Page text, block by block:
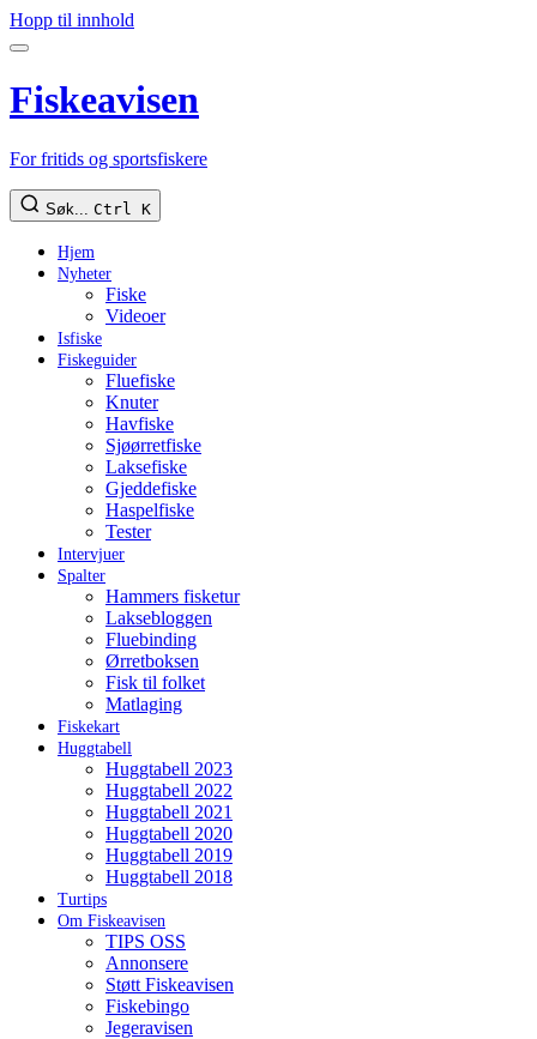
Hopp til innhold
Fiskeavisen
For fritids og sportsfiskere
Søk... Ctrl K
Hjem
Nyheter
Fiske
Videoer
Isfiske
Fiskeguider
Fluefiske
Knuter
Havfiske
Sjøørretfiske
Laksefiske
Gjeddefiske
Haspelfiske
Tester
Intervjuer
Spalter
Hammers fisketur
Laksebloggen
Fluebinding
Ørretboksen
Fisk til folket
Matlaging
Fiskekart
Huggtabell
Huggtabell 2023
Huggtabell 2022
Huggtabell 2021
Huggtabell 2020
Huggtabell 2019
Huggtabell 2018
Turtips
Om Fiskeavisen
TIPS OSS
Annonsere
Støtt Fiskeavisen
Fiskebingo
Jegeravisen